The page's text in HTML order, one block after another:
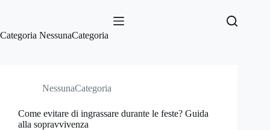
Categoria NessunaCategoria
NessunaCategoria
Come evitare di ingrassare durante le feste? Guida
alla sopravvivenza